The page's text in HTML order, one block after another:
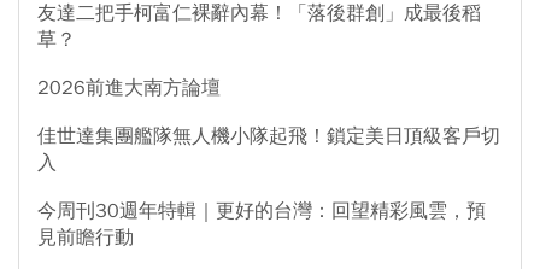
友達二把手柯富仁裸辭內幕！「落後群創」成最後稻
草？
2026前進大南方論壇
佳世達集團艦隊無人機小隊起飛！鎖定美日頂級客戶切
入
今周刊30週年特輯｜更好的台灣：回望精彩風雲，預
見前瞻行動